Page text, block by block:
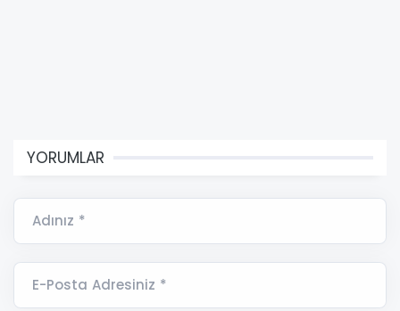
YORUMLAR
Adınız *
E-Posta Adresiniz *